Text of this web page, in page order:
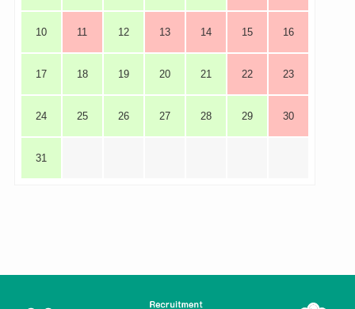
10 11 12 13 14 15 16
17 18 19 20 21 22 23
24 25 26 27 28 29 30
31